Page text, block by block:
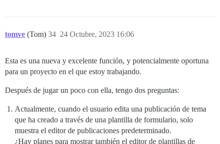
tomve (Tom) 24 Octubre, 2023 16:06
34
Esta es una nueva y excelente función, y potencialmente oportuna
para un proyecto en el que estoy trabajando.
Después de jugar un poco con ella, tengo dos preguntas:
Actualmente, cuando el usuario edita una publicación de tema
que ha creado a través de una plantilla de formulario, solo
muestra el editor de publicaciones predeterminado.
¿Hay planes para mostrar también el editor de plantillas de